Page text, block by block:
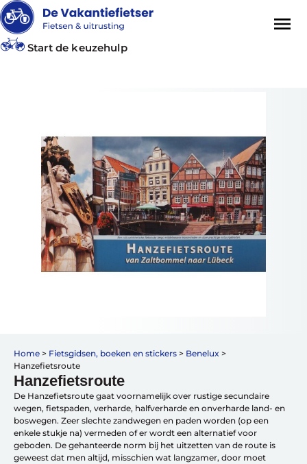
Vakantiefietsen
Intakelijst voor een vakantiefiets
Keuzehulp: Hoe kies je een vakantiefiets
Keuzehulp: Elektrische fiets
Merken
Fietsverzekering Afsluiten
Start de keuzehulp
Home > Fietsgidsen, boeken en stickers > Benelux >
Hanzefietsroute
Hanzefietsroute
De Hanzefietsroute gaat voornamelijk over rustige secundaire
wegen, fietspaden, verharde, halfverharde en onverharde land- en
boswegen. Zeer slechte zandwegen en paden worden (op een
enkele stukje na) vermeden of er wordt een alternatief voor
geboden. De gehanteerde norm bij het uitzetten van de route is
geweest dat men altijd, misschien wat langzamer, door moet